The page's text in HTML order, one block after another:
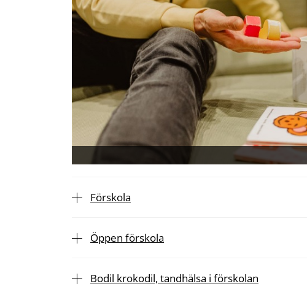
Förskola
Öppen förskola
Bodil krokodil, tandhälsa i förskolan